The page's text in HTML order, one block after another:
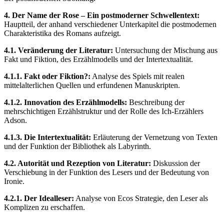
4. Der Name der Rose – Ein postmoderner Schwellentext:
Hauptteil, der anhand verschiedener Unterkapitel die postmodernen
Charakteristika des Romans aufzeigt.
4.1. Veränderung der Literatur: Untersuchung der Mischung aus
Fakt und Fiktion, des Erzählmodells und der Intertextualität.
4.1.1. Fakt oder Fiktion?: Analyse des Spiels mit realen
mittelalterlichen Quellen und erfundenen Manuskripten.
4.1.2. Innovation des Erzählmodells: Beschreibung der
mehrschichtigen Erzählstruktur und der Rolle des Ich-Erzählers
Adson.
4.1.3. Die Intertextualität: Erläuterung der Vernetzung von Texten
und der Funktion der Bibliothek als Labyrinth.
4.2. Autorität und Rezeption von Literatur: Diskussion der
Verschiebung in der Funktion des Lesers und der Bedeutung von
Ironie.
4.2.1. Der Idealleser: Analyse von Ecos Strategie, den Leser als
Komplizen zu erschaffen.